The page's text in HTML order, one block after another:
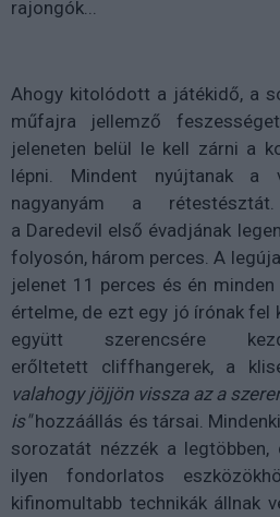
rajongók...
Ahogy kitolódott a játékidő, a
műfajra jellemző
jeleneten belül le kell zárni a
lépni. Mindent nyújtanak a
nagyanyám a
a Daredevil első évadjának
folyosón, három perces. A
jelenet 11 perces és én
értelme, de ezt egy jó írónak fel
együtt szerencsére
erőltetett cliffhangerek, a
valahogy jöjjön vissza az a
is"hozzáállás és társai.
sorozatát nézzék a
ilyen fondorlatos
kifinomultabb technikák állnak